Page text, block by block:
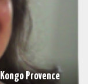
Provence